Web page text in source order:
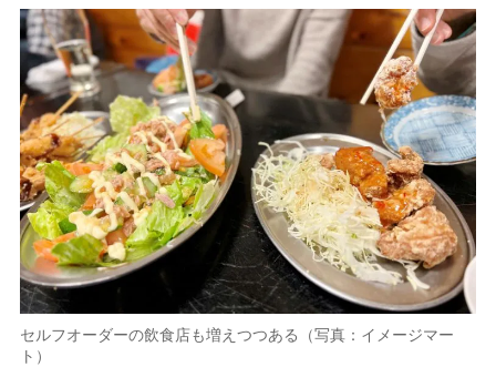
セルフオーダーの飲食店も増えつつある（写真：イメージマー
ト）